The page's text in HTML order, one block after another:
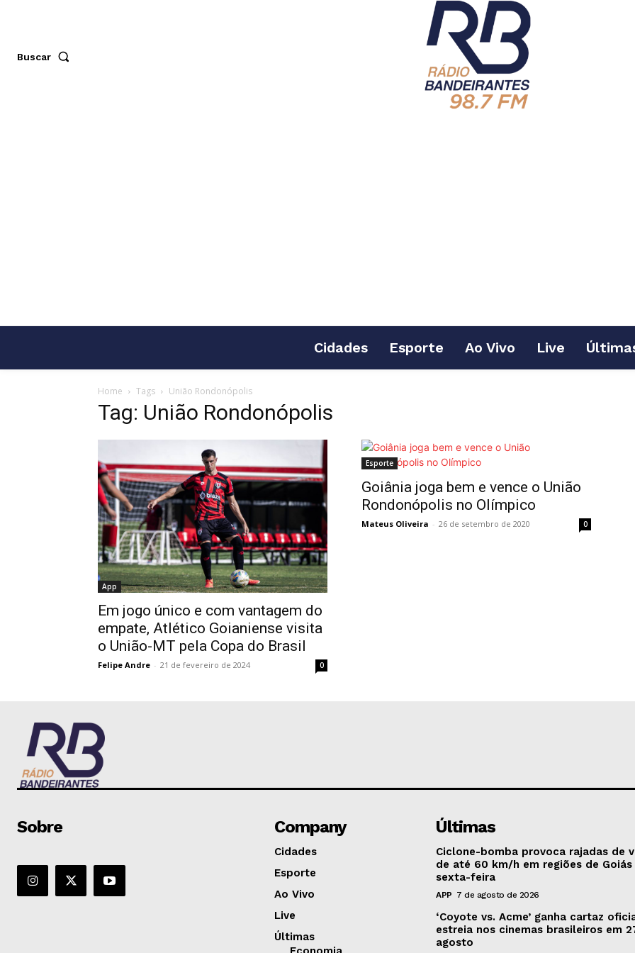
Buscar
Cidades Esporte Ao Vivo Live
Home Tags União Rondonópolis
Tag: União Rondonópolis
App
Em jogo único e com vantagem do
empate, Atlético Goianiense visita
o União-MT pela Copa do Brasil
Felipe Andre - 21 de fevereiro de 2024 0
Esporte
Goiânia joga bem e vence o União
Rondonópolis no Olímpico
Mateus Oliveira - 26 de setembro de 2020 0
Sobre Company
Cidades
Esporte
Ao Vivo
Live
Últimas
Últimas
Ciclone-bomba provoca rajadas de
de até 60 km/h em regiões de
sexta-feira
APP 7 de agosto de 2026
‘Coyote vs. Acme’ ganha cartaz
estreia nos cinemas brasileiros em
agosto